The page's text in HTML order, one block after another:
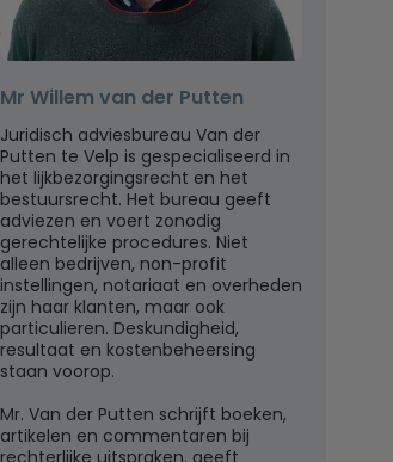
Mr Willem van der Putten
Juridisch adviesbureau Van der
Putten te Velp is gespecialiseerd in
het lijkbezorgingsrecht en het
bestuursrecht. Het bureau geeft
adviezen en voert zonodig
gerechtelijke procedures. Niet
alleen bedrijven, non-profit
instellingen, notariaat en overheden
zijn haar klanten, maar ook
particulieren. Deskundigheid,
resultaat en kostenbeheersing
staan voorop.
Mr. Van der Putten schrijft boeken,
artikelen en commentaren bij